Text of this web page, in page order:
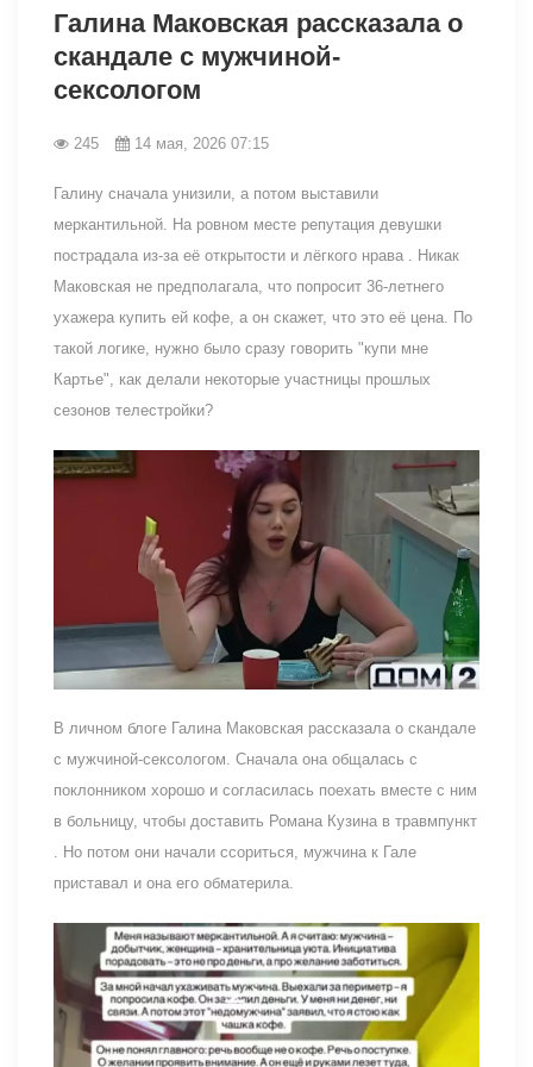
Галина Маковская рассказала о
скандале с мужчиной-
сексологом
245 14 мая, 2026 07:15
Галину сначала унизили, а потом выставили
меркантильной. На ровном месте репутация девушки
пострадала из-за её открытости и лёгкого нрава . Никак
Маковская не предполагала, что попросит 36-летнего
ухажера купить ей кофе, а он скажет, что это её цена. По
такой логике, нужно было сразу говорить "купи мне
Картье", как делали некоторые участницы прошлых
сезонов телестройки?
В личном блоге Галина Маковская рассказала о скандале
с мужчиной-сексологом. Сначала она общалась с
поклонником хорошо и согласилась поехать вместе с ним
в больницу, чтобы доставить Романа Кузина в травмпункт
. Но потом они начали ссориться, мужчина к Гале
приставал и она его обматерила.